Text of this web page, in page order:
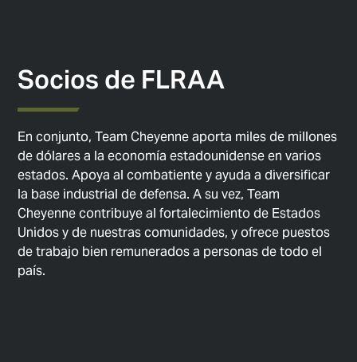
Socios de FLRAA
En conjunto, Team Cheyenne aporta miles de millones
de dólares a la economía estadounidense en varios
estados. Apoya al combatiente y ayuda a diversificar
la base industrial de defensa. A su vez, Team
Cheyenne contribuye al fortalecimiento de Estados
Unidos y de nuestras comunidades, y ofrece puestos
de trabajo bien remunerados a personas de todo el
país.